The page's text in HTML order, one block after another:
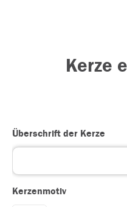
Kerze
Überschrift der Kerze
Kerzenmotiv